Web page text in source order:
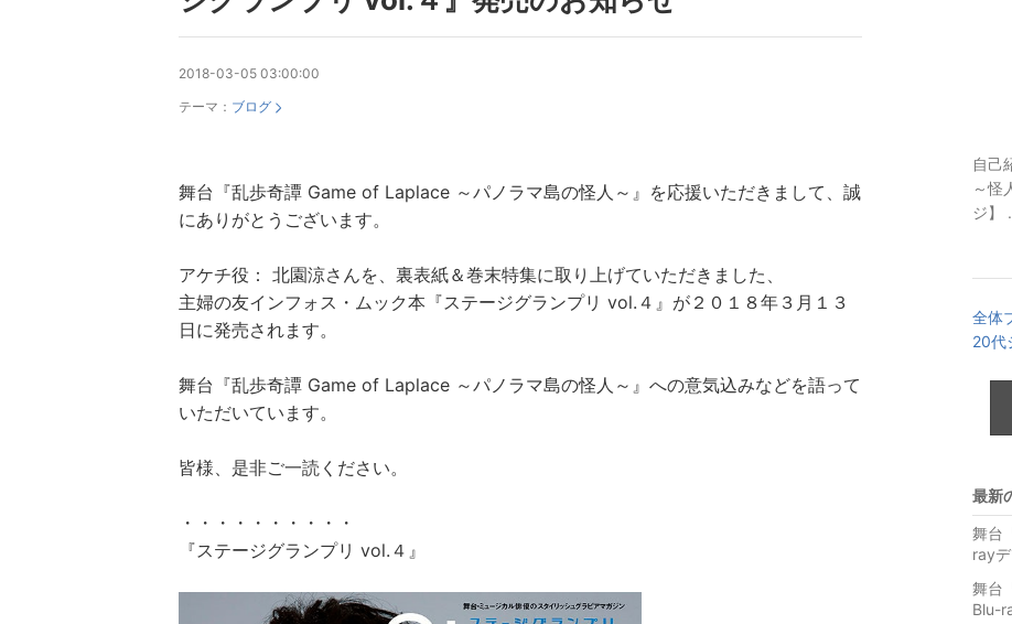
2018-03-05 03:00:00
テーマ： ブログ
舞台『乱歩奇譚 Game of Laplace ～パノラマ島の怪人～』を応援いただきまして、誠
にありがとうございます。
アケチ役： 北園涼さんを、裏表紙＆巻末特集に取り上げていただきました、
主婦の友インフォス・ムック本『ステージグランプリ vol.４』が２０１８年３月１３
日に発売されます。
舞台『乱歩奇譚 Game of Laplace ～パノラマ島の怪人～』への意気込みなどを語って
いただいています。
皆様、是非ご一読ください。
・・・・・・・・・・
『ステージグランプリ vol.４』
自己
～怪
ジ】
全体
20代
最新
舞台
ray
舞台
Blu-